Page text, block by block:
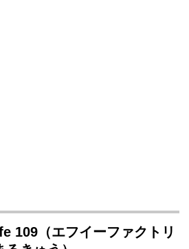
109（エフイーファクトリ